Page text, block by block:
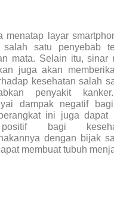
menatap layar
salah satu penyebab
mata. Selain itu, sinar
juga akan
kesehatan salah
penyakit
dampak negatif
ini juga dapat
bagi
dengan bijak
membuat tubuh